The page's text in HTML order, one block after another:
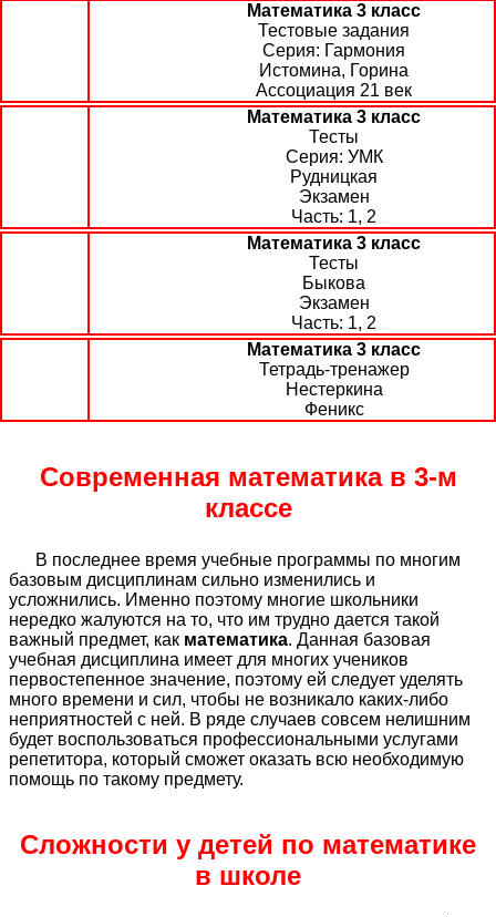
Математика 3 класс
Тестовые задания
Гармония
Истомина, Горина
Ассоциация 21 век
Математика 3 класс
Тесты
УМК
Рудницкая
Экзамен
1, 2
Математика 3 класс
Тесты
Быкова
Экзамен
1, 2
Математика 3 класс
Тетрадь-тренажер
Нестеркина
Феникс
Современная математика в 3-м
классе
В последнее время учебные программы по многим
базовым дисциплинам сильно изменились и
усложнились. Именно поэтому многие школьники
нередко жалуются на то, что им трудно дается такой
важный предмет, как математика. Данная базовая
учебная дисциплина имеет для многих учеников
первостепенное значение, поэтому ей следует уделять
много времени и сил, чтобы не возникало каких-либо
неприятностей с ней. В ряде случаев совсем нелишним
будет воспользоваться профессиональными услугами
репетитора, который сможет оказать всю необходимую
помощь по такому предмету.
Сложности у детей по математике
в школе